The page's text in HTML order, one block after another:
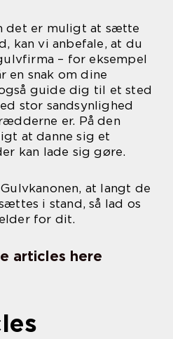
det er muligt at sætte
kan vi anbefale, at du
– for eksempel
en snak om dine
guide dig til et sted
stor sandsynlighed
er. På den
at danne sig et
kan lade sig gøre.
at langt de
i stand, så lad os
for dit.
articles here